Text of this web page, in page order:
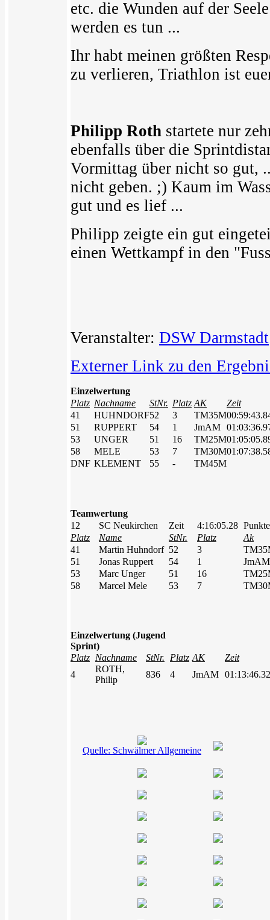
etc. die Wunden auf der
werden es tun ...
Ihr habt meinen größten
zu verlieren, Triathlon ist
Philipp Roth startete nur
ebenfalls über die
Vormittag über nicht so gut,
nicht geben. ;) Kaum im
gut und es lief ...
Philipp zeigte ein gut
einen Wettkampf in den
Veranstalter: DSW Darmstadt
Externer Link zu den
Einzelwertung
Platz Nachname StNr. Platz AK
Zeit
41
HUHNDORF52 3 TM35M
51
RUPPERT 54 1 JmAM
53
UNGER 51 16 TM25M
58
MELE 53 7 TM30M
DNF KLEMENT 55 - TM45M
Teamwertung
12
SC Neukirchen Zeit 4:16:05.28 Punkte
Platz
Name StNr. Platz
Ak
41
Martin Huhndorf 52 3
51
Jonas Ruppert 54 1
JmAM
53
Marc Unger 51 16
58
Marcel Mele 53 7
Einzelwertung (Jugend
Sprint)
Platz Nachname StNr. Platz AK
Zeit
4
ROTH,
Philip
836 4 JmAM 01:13:46.32
Quelle: Schwälmer Allgemeine